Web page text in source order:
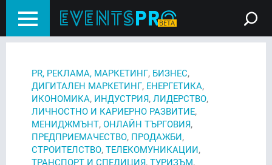
PR, РЕКЛАМА, МАРКЕТИНГ, БИЗНЕС,
ДИГИТАЛЕН МАРКЕТИНГ, ЕНЕРГЕТИКА,
ИКОНОМИКА, ИНДУСТРИЯ, ЛИДЕРСТВО,
ЛИЧНОСТНО И КАРИЕРНО РАЗВИТИЕ,
МЕНИДЖМЪНТ, ОНЛАЙН ТЪРГОВИЯ,
ПРЕДПРИЕМАЧЕСТВО, ПРОДАЖБИ,
СТРОИТЕЛСТВО, ТЕЛЕКОМУНИКАЦИИ,
ТРАНСПОРТ И СПЕДИЦИЯ, ТУРИЗЪМ,